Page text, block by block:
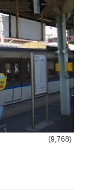
(9,768)